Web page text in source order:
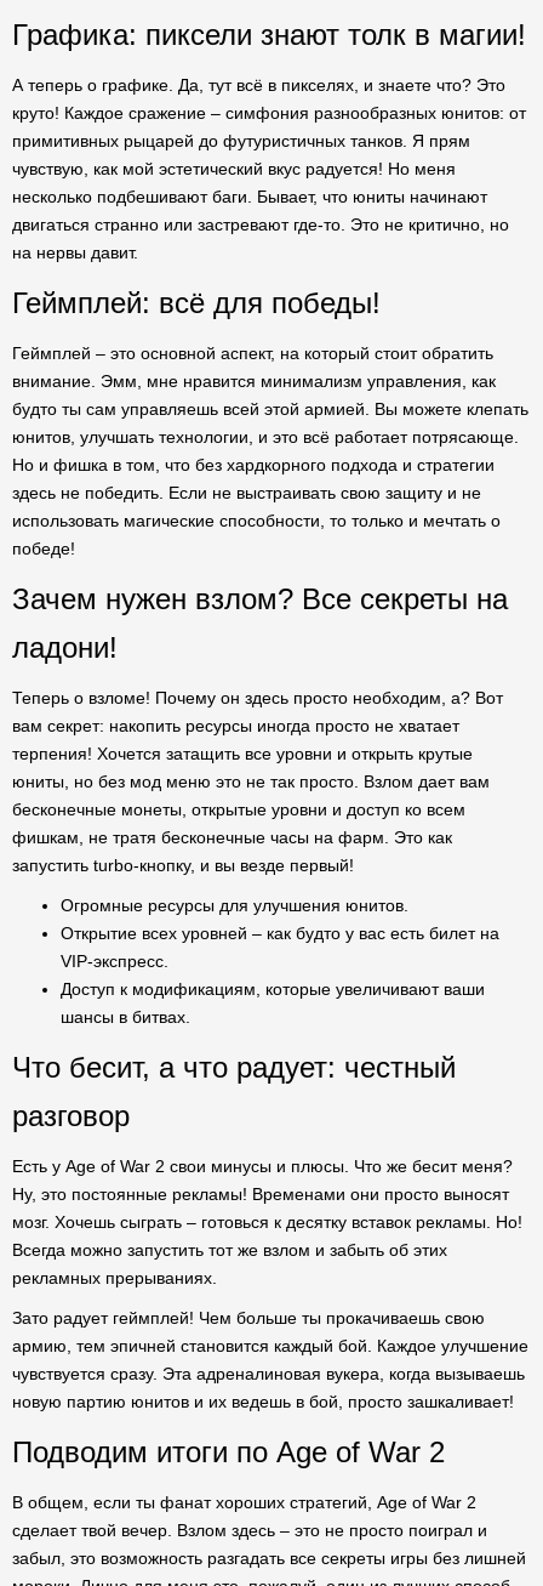
Графика: пиксели знают толк в магии!
А теперь о графике. Да, тут всё в пикселях, и знаете что? Это
круто! Каждое сражение – симфония разнообразных юнитов: от
примитивных рыцарей до футуристичных танков. Я прям
чувствую, как мой эстетический вкус радуется! Но меня
несколько подбешивают баги. Бывает, что юниты начинают
двигаться странно или застревают где-то. Это не критично, но
на нервы давит.
Геймплей: всё для победы!
Геймплей – это основной аспект, на который стоит обратить
внимание. Эмм, мне нравится минимализм управления, как
будто ты сам управляешь всей этой армией. Вы можете клепать
юнитов, улучшать технологии, и это всё работает потрясающе.
Но и фишка в том, что без хардкорного подхода и стратегии
здесь не победить. Если не выстраивать свою защиту и не
использовать магические способности, то только и мечтать о
победе!
Зачем нужен взлом? Все секреты на
ладони!
Теперь о взломе! Почему он здесь просто необходим, а? Вот
вам секрет: накопить ресурсы иногда просто не хватает
терпения! Хочется затащить все уровни и открыть крутые
юниты, но без мод меню это не так просто. Взлом дает вам
бесконечные монеты, открытые уровни и доступ ко всем
фишкам, не тратя бесконечные часы на фарм. Это как
запустить turbo-кнопку, и вы везде первый!
Огромные ресурсы для улучшения юнитов.
Открытие всех уровней – как будто у вас есть билет на
VIP-экспресс.
Доступ к модификациям, которые увеличивают ваши
шансы в битвах.
Что бесит, а что радует: честный
разговор
Есть у Age of War 2 свои минусы и плюсы. Что же бесит меня?
Ну, это постоянные рекламы! Временами они просто выносят
мозг. Хочешь сыграть – готовься к десятку вставок рекламы. Но!
Всегда можно запустить тот же взлом и забыть об этих
рекламных прерываниях.
Зато радует геймплей! Чем больше ты прокачиваешь свою
армию, тем эпичней становится каждый бой. Каждое улучшение
чувствуется сразу. Эта адреналиновая вукера, когда вызываешь
новую партию юнитов и их ведешь в бой, просто зашкаливает!
Подводим итоги по Age of War 2
В общем, если ты фанат хороших стратегий, Age of War 2
сделает твой вечер. Взлом здесь – это не просто поиграл и
забыл, это возможность разгадать все секреты игры без лишней